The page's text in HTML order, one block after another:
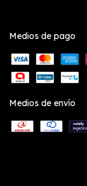
Medios de pago
Medios de envío